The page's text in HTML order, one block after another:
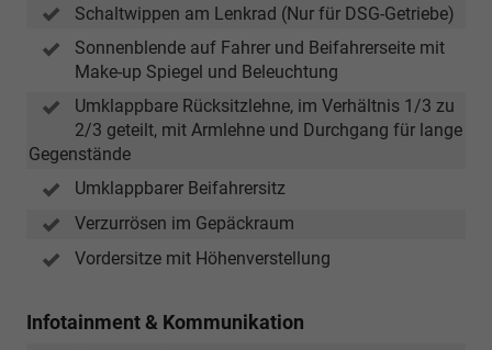
Schaltwippen am Lenkrad (Nur für DSG-Getriebe)
Sonnenblende auf Fahrer und Beifahrerseite mit
Make-up Spiegel und Beleuchtung
Umklappbare Rücksitzlehne, im Verhältnis 1/3 zu
2/3 geteilt, mit Armlehne und Durchgang für lange
Gegenstände
Umklappbarer Beifahrersitz
Verzurrösen im Gepäckraum
Vordersitze mit Höhenverstellung
Infotainment & Kommunikation